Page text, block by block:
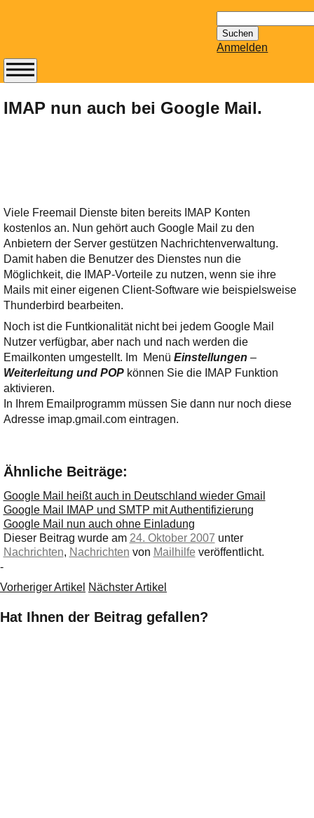
nach:
Anmelden
IMAP nun auch bei Google Mail.
Viele Freemail Dienste biten bereits IMAP Konten
kostenlos an. Nun gehört auch Google Mail zu den
Anbietern der Server gestützen Nachrichtenverwaltung.
Damit haben die Benutzer des Dienstes nun die
Möglichkeit, die IMAP-Vorteile zu nutzen, wenn sie ihre
Mails mit einer eigenen Client-Software wie beispielsweise
Thunderbird bearbeiten.
Noch ist die Funtkionalität nicht bei jedem Google Mail
Nutzer verfügbar, aber nach und nach werden die
Emailkonten umgestellt. Im Menü Einstellungen –
Weiterleitung und POPkönnen Sie die IMAP Funktion
aktivieren.
In Ihrem Emailprogramm müssen Sie dann nur noch diese
Adresse imap.gmail.com eintragen.
Ähnliche Beiträge:
Google Mail heißt auch in Deutschland wieder Gmail
Google Mail IMAP und SMTP mit Authentifizierung
Google Mail nun auch ohne Einladung
Dieser Beitrag wurde am 24. Oktober 2007 unter
Nachrichten, Nachrichten von Mailhilfe veröffentlicht.
-
Vorheriger Artikel Nächster Artikel
Hat Ihnen der Beitrag gefallen?
Abonnieren Sie den
14-tägig
Email für Sie
bereithält!
Wie z.B. Outlook,
GMail, Thunderbird
oder auch
KuNoMail, usw.
Ihre E-Mail
Adresse:
E-Mail
E-Mail bestätigen